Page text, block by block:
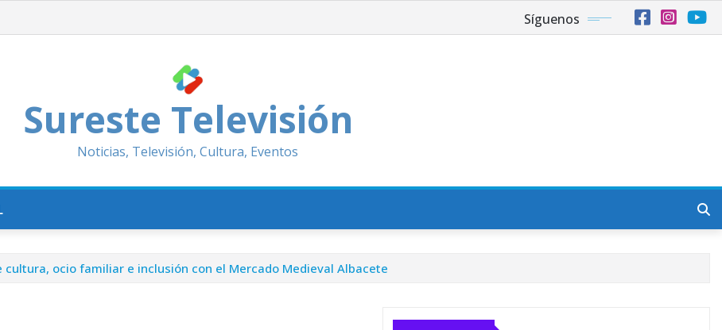
Síguenos
Sureste Televisión
Noticias, Televisión, Cultura, Eventos
ocio familiar e inclusión con el Mercado Medieval Albacete